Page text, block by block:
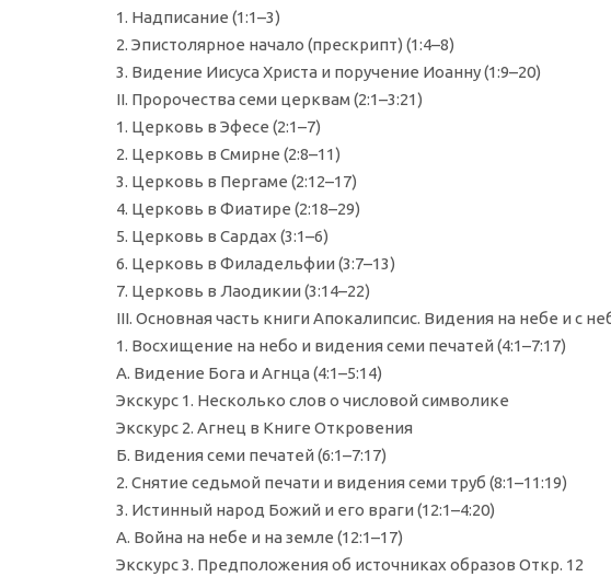
1. Надписание (1:1–3)
2. Эпистолярное начало (прескрипт) (1:4–8)
3. Видение Иисуса Христа и поручение Иоанну (1:9–20)
II. Пророчества семи церквам (2:1–3:21)
1. Церковь в Эфесе (2:1–7)
2. Церковь в Смирне (2:8–11)
3. Церковь в Пергаме (2:12–17)
4. Церковь в Фиатире (2:18–29)
5. Церковь в Сардах (3:1–6)
6. Церковь в Филадельфии (3:7–13)
7. Церковь в Лаодикии (3:14–22)
III. Основная часть книги Апокалипсис. Видения на небе и с
1. Восхищение на небо и видения семи печатей (4:1–7:17)
А. Видение Бога и Агнца (4:1–5:14)
Экскурс 1. Несколько слов о числовой символике
Экскурс 2. Агнец в Книге Откровения
Б. Видения семи печатей (6:1–7:17)
2. Снятие седьмой печати и видения семи труб (8:1–11:19)
3. Истинный народ Божий и его враги (12:1–4:20)
А. Война на небе и на земле (12:1–17)
Экскурс 3. Предположения об источниках образов Откр. 12